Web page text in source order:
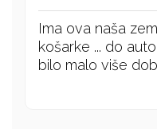
Ima ova naša
košarke ... do
bilo malo više